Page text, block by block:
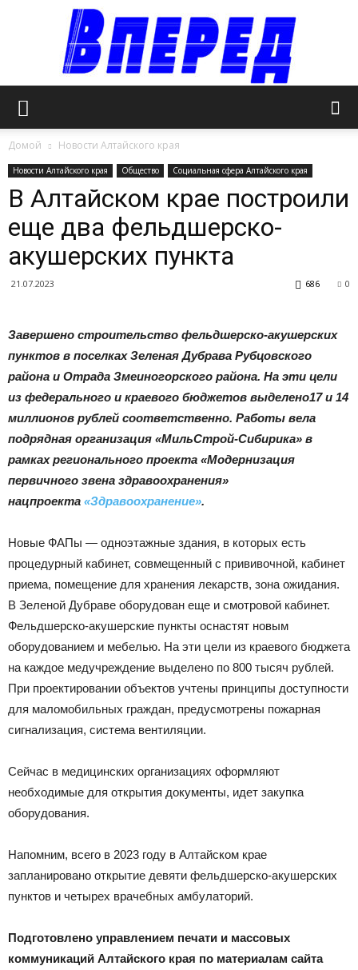
сайт
газеты
«Вперед»
Тюменцевский
район
Домой Новости Алтайского края
Новости Алтайского края Общество Социальная сфера Алтайского края
В Алтайском крае построили
еще два фельдшерско-
акушерских пункта
21.07.2023 0
686
Завершено строительство фельдшерско-акушерских
пунктов в поселках Зеленая Дубрава Рубцовского
района и Отрада Змеиногорского района. На эти цели
из федерального и краевого бюджетов выделено17 и 14
миллионов рублей соответственно. Работы вела
подрядная организация «МильСтрой-Сибирика» в
рамках регионального проекта «Модернизация
первичного звена здравоохранения»
нацпроекта «Здравоохранение».
Новые ФАПы — одноэтажные здания, в которых есть
процедурный кабинет, совмещенный с прививочной, кабинет
приема, помещение для хранения лекарств, зона ожидания.
В Зеленой Дубраве оборудован еще и смотровой кабинет.
Фельдшерско-акушерские пункты оснастят новым
оборудованием и мебелью. На эти цели из краевого бюджета
на каждое медучреждение выделено по 800 тысяч рублей.
При проектировании объектов учтены принципы доступности
для маломобильных граждан, предусмотрены пожарная
сигнализация, система вентиляции.
Сейчас в медицинских организациях оформляют
необходимые для открытия документы, идет закупка
оборудования.
Напомним, всего в 2023 году в Алтайском крае
запланировано открытие девяти фельдшерско-акушерских
пунктов и четырех врачебных амбулаторий.
Подготовлено управлением печати и массовых
коммуникаций Алтайского края по материалам сайта